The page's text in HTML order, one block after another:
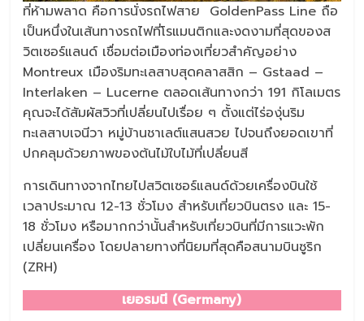
ที่ห้ามพลาด คือการนั่งรถไฟสาย GoldenPass Line ถือ
เป็นหนึ่งในเส้นทางรถไฟที่โรแมนติกและงดงามที่สุดของส
วิตเซอร์แลนด์ เชื่อมต่อเมืองท่องเที่ยวสำคัญอย่าง
Montreux เมืองริมทะเลสาบสุดคลาสสิก – Gstaad –
Interlaken – Lucerne ตลอดเส้นทางกว่า 191 กิโลเมตร
คุณจะได้สัมผัสวิวที่เปลี่ยนไปเรื่อย ๆ ตั้งแต่ไร่องุ่นริม
ทะเลสาบเจนีวา หมู่บ้านชาเลต์แสนสวย ไปจนถึงยอดเขาที่
ปกคลุมด้วยภาพของต้นไม้ใบไม้ที่เปลี่ยนสี
การเดินทางจากไทยไปสวิตเซอร์แลนด์ด้วยเครื่องบินใช้
เวลาประมาณ 12-13 ชั่วโมง สำหรับเที่ยวบินตรง และ 15-
18 ชั่วโมง หรือมากกว่านั้นสำหรับเที่ยวบินที่มีการแวะพัก
เปลี่ยนเครื่อง โดยปลายทางที่นิยมที่สุดคือสนามบินซูริก
(ZRH)
เยอรมนี (Germany)